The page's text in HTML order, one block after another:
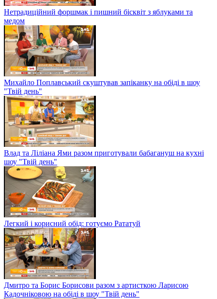
Нетрадиційний форшмак і пишний бісквіт з яблуками та
медом
Михайло Поплавський скуштував запіканку на обіді в шоу
"Твій день"
Влад та Ліліана Ями разом приготували бабагануш на кухні
шоу "Твій день"
Легкий і корисний обід: готуємо Рататуй
Дмитро та Борис Борисови разом з артисткою Ларисою
Кадочніковою на обіді в шоу "Твій день"